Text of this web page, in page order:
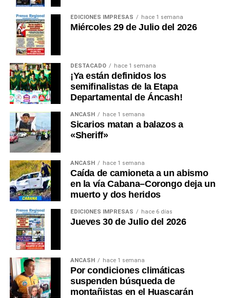
EDICIONES IMPRESAS hace 1 semana
Miércoles 29 de Julio del 2026
DESTACADO hace 1 semana
¡Ya están definidos los
semifinalistas de la Etapa
Departamental de Áncash!
ANCASH hace 1 semana
Sicarios matan a balazos a
«Sheriff»
ANCASH hace 1 semana
Caída de camioneta a un abismo
en la vía Cabana–Corongo deja un
muerto y dos heridos
EDICIONES IMPRESAS hace 6 días
Jueves 30 de Julio del 2026
ANCASH hace 1 semana
Por condiciones climáticas
suspenden búsqueda de
montañistas en el Huascarán